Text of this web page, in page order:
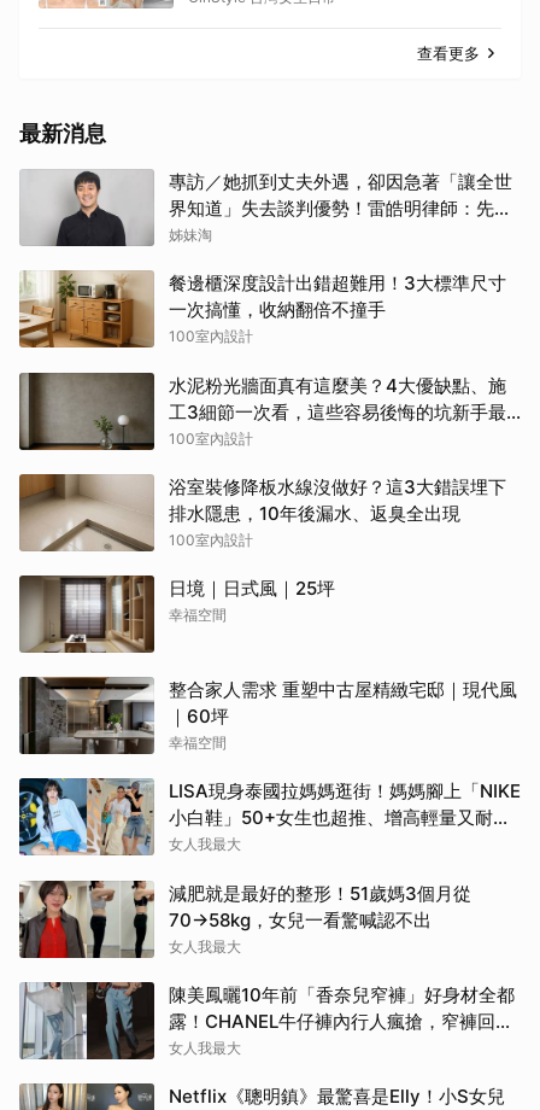
查看更多
最新消息
專訪／她抓到丈夫外遇，卻因急著「讓全世
界知道」失去談判優勢！雷皓明律師：先守
住證據，才有選擇
姊妹淘
餐邊櫃深度設計出錯超難用！3大標準尺寸
一次搞懂，收納翻倍不撞手
100室內設計
水泥粉光牆面真有這麼美？4大優缺點、施
工3細節一次看，這些容易後悔的坑新手最
常踩
100室內設計
浴室裝修降板水線沒做好？這3大錯誤埋下
排水隱患，10年後漏水、返臭全出現
100室內設計
日境｜日式風｜25坪
幸福空間
整合家人需求 重塑中古屋精緻宅邸｜現代風
｜60坪
幸福空間
LISA現身泰國拉媽媽逛街！媽媽腳上「NIKE
小白鞋」50+女生也超推、增高輕量又耐
走！
女人我最大
減肥就是最好的整形！51歲媽3個月從
70→58kg，女兒一看驚喊認不出
女人我最大
陳美鳳曬10年前「香奈兒窄褲」好身材全都
露！CHANEL牛仔褲內行人瘋搶，窄褲回歸
必看這幾條
女人我最大
Netflix《聰明鎮》最驚喜是Elly！小S女兒